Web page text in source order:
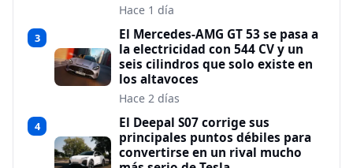
Hace 1 día
3
El Mercedes-AMG GT 53 se pasa a
la electricidad con 544 CV y un
seis cilindros que solo existe en
los altavoces
Hace 2 días
4
El Deepal S07 corrige sus
principales puntos débiles para
convertirse en un rival mucho